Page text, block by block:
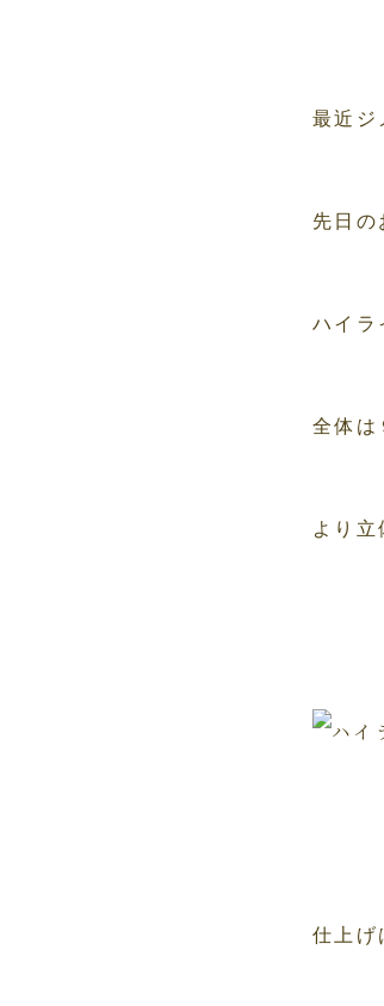
最近ジ
先日の
ハイラ
全体は
より
仕上げ